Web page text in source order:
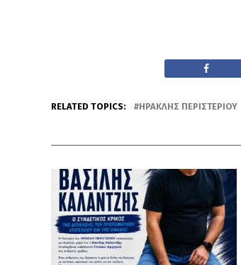
RELATED TOPICS: ΗΡΑΚΛΉΣ ΠΕΡΙΣΤΕΡΊΟΥ